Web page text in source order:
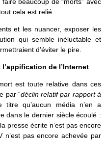
cela est relié.
et les nuancer, exposer les
qui semble inéluctable et
d’éviter le pire.
de l’Internet
est toute relative dans ces
par “déclin relatif par rapport à
titre qu’aucun média n’en a
dans le dernier siècle écoulé :
presse écrite n’est pas encore
pas encore achevée par